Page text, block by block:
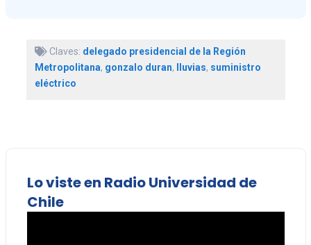
Claves: delegado presidencial de la Región
Metropolitana, gonzalo duran, lluvias, suministro
eléctrico
Lo viste en Radio Universidad de
Chile